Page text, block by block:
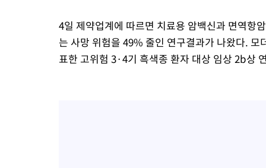
4일 제약업계에 따르면 치료용 암백신과 면역항
는 사망 위험을 49% 줄인 연구결과가 나왔다.
표한 고위험 3·4기 흑색종 환자 대상 임상 2b상